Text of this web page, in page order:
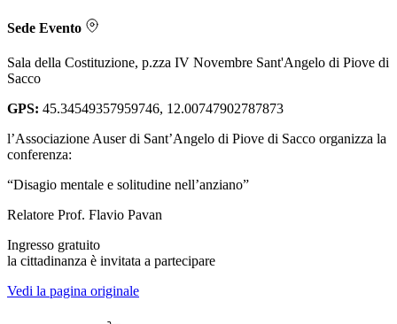
Sede Evento
Sala della Costituzione, p.zza IV Novembre Sant'Angelo di Piove di
Sacco
GPS: 45.34549357959746, 12.00747902787873
l’Associazione Auser di Sant’Angelo di Piove di Sacco organizza la
conferenza:
“Disagio mentale e solitudine nell’anziano”
Relatore Prof. Flavio Pavan
Ingresso gratuito
la cittadinanza è invitata a partecipare
Vedi la pagina originale